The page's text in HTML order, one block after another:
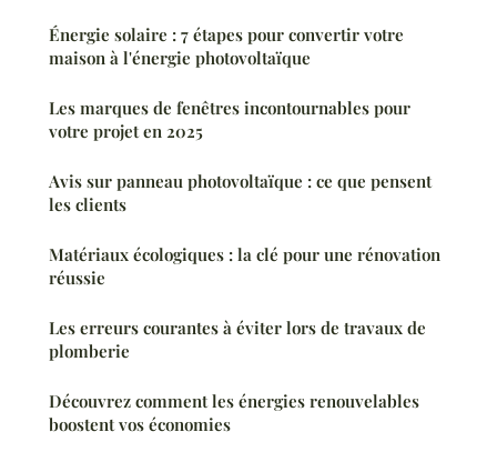
Énergie solaire : 7 étapes pour convertir votre
maison à l'énergie photovoltaïque
Les marques de fenêtres incontournables pour
votre projet en 2025
Avis sur panneau photovoltaïque : ce que pensent
les clients
Matériaux écologiques : la clé pour une rénovation
réussie
Les erreurs courantes à éviter lors de travaux de
plomberie
Découvrez comment les énergies renouvelables
boostent vos économies